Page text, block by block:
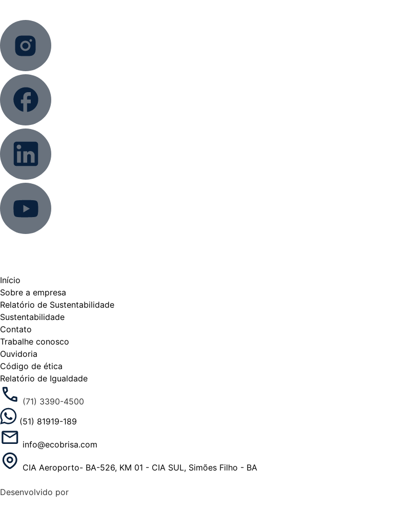
Início
Sobre a empresa
Relatório de Sustentabilidade
Sustentabilidade
Contato
Trabalhe conosco
Ouvidoria
Código de ética
Relatório de Igualdade
(71) 3390-4500
(51) 81919-189
info@ecobrisa.com
CIA Aeroporto- BA-526, KM 01 - CIA SUL, Simões Filho - BA
Desenvolvido por